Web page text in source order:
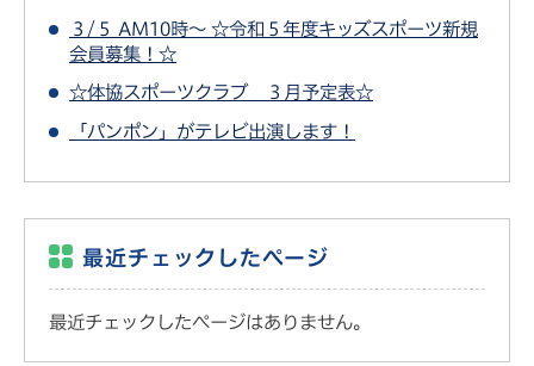
３/５ AM10時～ ☆令和５年度キッズスポーツ新規
会員募集！☆
☆体協スポーツクラブ ３月予定表☆
「パンポン」がテレビ出演します！
最近チェックしたページ
最近チェックしたページはありません。